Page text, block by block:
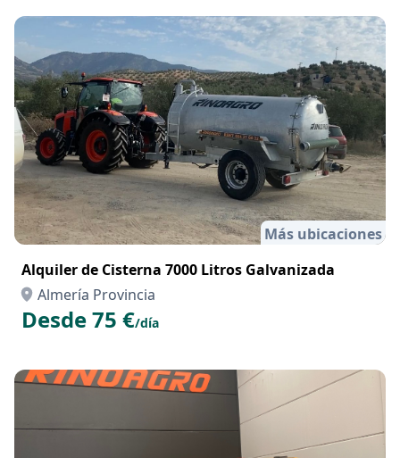
Más ubicaciones
Alquiler de Cisterna 7000 Litros Galvanizada
Almería Provincia
Desde 75 €/día